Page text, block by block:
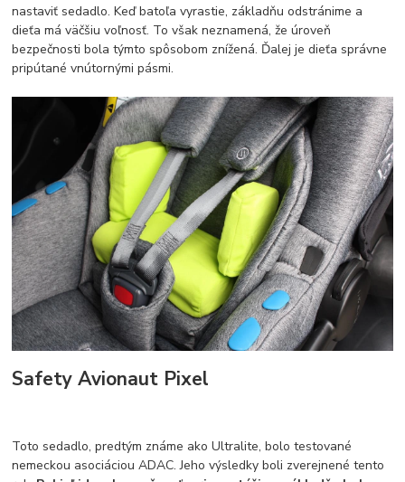
nastaviť sedadlo. Keď batoľa vyrastie, základňu odstránime a
dieťa má väčšiu voľnosť. To však neznamená, že úroveň
bezpečnosti bola týmto spôsobom znížená. Ďalej je dieťa správne
pripútané vnútornými pásmi.
Safety Avionaut Pixel
Toto sedadlo, predtým známe ako Ultralite, bolo testované
nemeckou asociáciou ADAC. Jeho výsledky boli zverejnené tento